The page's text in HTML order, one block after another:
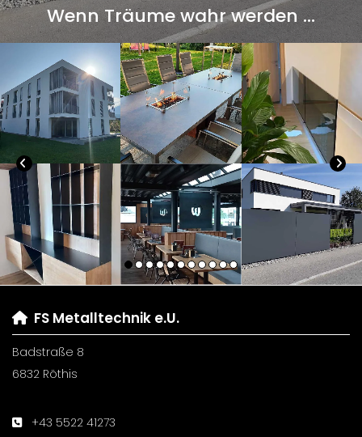
Wenn Träume wahr werden ...
 FS Metalltechnik e.U.
Badstraße 8
6832 Röthis
 +43 5522 41273